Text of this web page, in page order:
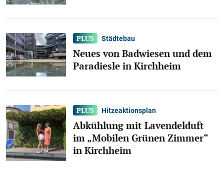
Städtebau
Neues von Badwiesen und dem
Paradiesle in Kirchheim
Hitzeaktionsplan
Abkühlung mit Lavendelduft
im „Mobilen Grünen Zimmer“
in Kirchheim